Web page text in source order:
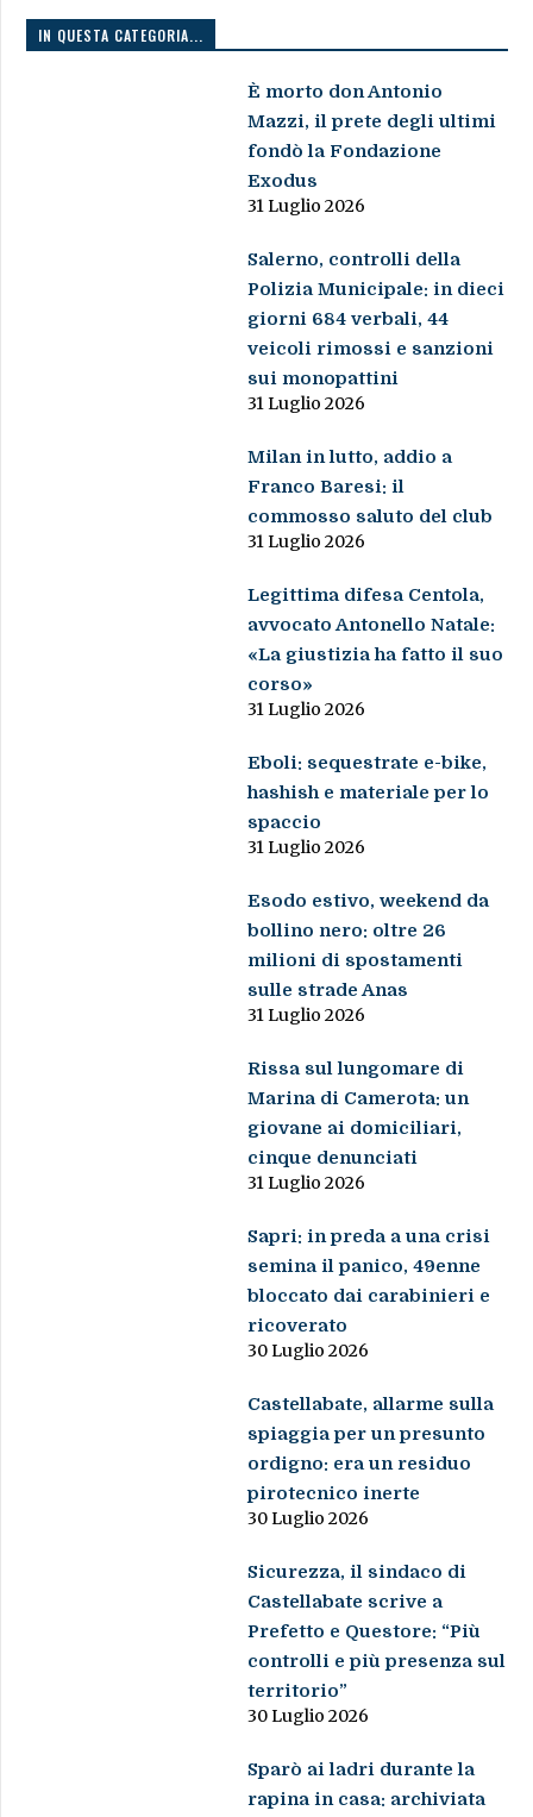
IN QUESTA CATEGORIA...
È morto don Antonio
Mazzi, il prete degli ultimi
fondò la Fondazione
Exodus
31 Luglio 2026
Salerno, controlli della
Polizia Municipale: in dieci
giorni 684 verbali, 44
veicoli rimossi e sanzioni
sui monopattini
31 Luglio 2026
Milan in lutto, addio a
Franco Baresi: il
commosso saluto del club
31 Luglio 2026
Legittima difesa Centola,
avvocato Antonello Natale:
«La giustizia ha fatto il suo
corso»
31 Luglio 2026
Eboli: sequestrate e-bike,
hashish e materiale per lo
spaccio
31 Luglio 2026
Esodo estivo, weekend da
bollino nero: oltre 26
milioni di spostamenti
sulle strade Anas
31 Luglio 2026
Rissa sul lungomare di
Marina di Camerota: un
giovane ai domiciliari,
cinque denunciati
31 Luglio 2026
Sapri: in preda a una crisi
semina il panico, 49enne
bloccato dai carabinieri e
ricoverato
30 Luglio 2026
Castellabate, allarme sulla
spiaggia per un presunto
ordigno: era un residuo
pirotecnico inerte
30 Luglio 2026
Sicurezza, il sindaco di
Castellabate scrive a
Prefetto e Questore: “Più
controlli e più presenza sul
territorio”
30 Luglio 2026
Sparò ai ladri durante la
rapina in casa: archiviata